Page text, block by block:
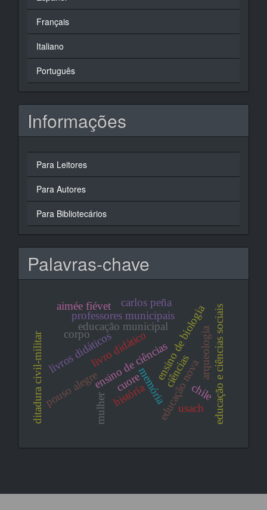
Français
Italiano
Português
Informações
Para Leitores
Para Autores
Para Bibliotecários
Palavras-chave
históriamemória
ensino de ciênciasensino de biologia
livros didáticos educação e ciências sociais
educação municipal
professores municipais
livro didático
ditadura civil-militar
aimée fiévet
mulher educação nova
ciências
pouso alegre
arqueologia
carlos peña
chile
usach
cuore
corpo